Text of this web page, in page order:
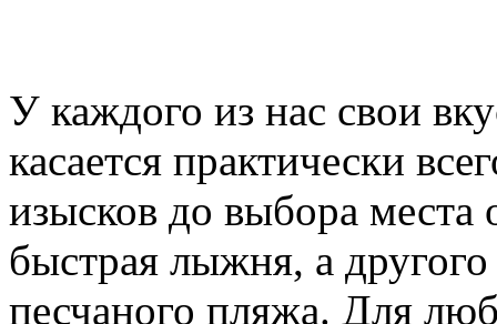
У каждого из нас свои
касается практически
изысков до выбора места
быстрая лыжня, а
песчаного пляжа. Для